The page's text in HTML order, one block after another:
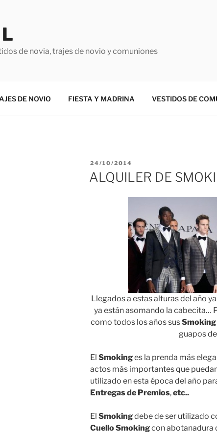
de novia, trajes de novio y comuniones
DE NOVIO FIESTA Y MADRINA VESTIDOS DE
PUBLICADO
EL
24/10/2014
ALQUILER DE
Llegados a estas alturas del año
ya están asomando la cabecita…
como todos los años susSmoking
guapos
El Smokinges la prenda más
actos más importantes que
utilizado en esta época del año
Entregas de Premios,etc..
El Smokingdebe de ser utilizado
Cuello Smokingcon abotanadura